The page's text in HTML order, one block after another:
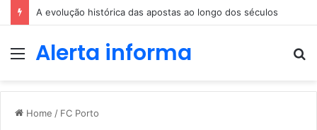
A evolução histórica das apostas ao longo dos séculos
MenuAlerta informa
Home / FC Porto